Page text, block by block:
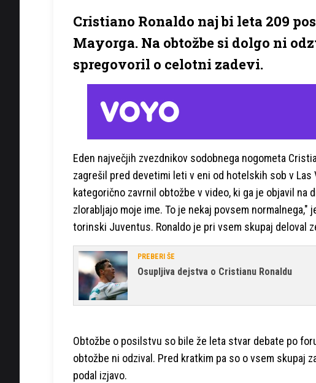
Cristiano Ronaldo naj bi leta 209
Mayorga. Na obtožbe si dolgo ni
spregovoril o celotni zadevi.
Eden največjih zvezdnikov sodobnega nogometa
zagrešil pred devetimi leti v eni od hotelskih sob v Las
kategorično zavrnil obtožbe v video, ki ga je objavil na
zlorabljajo moje ime. To je nekaj povsem
torinski Juventus. Ronaldo je pri vsem skupaj deloval
PREBERI ŠE
Osupljiva dejstva o Cristianu Ronaldu
Obtožbe o posilstvu so bile že leta stvar debate po
obtožbe ni odzival. Pred kratkim pa so o vsem skupaj
podal izjavo.